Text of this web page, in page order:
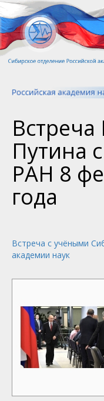
Перейти
к
основному
содержанию
Путина
РАН 8
года
Встреча с учёными
академии наук